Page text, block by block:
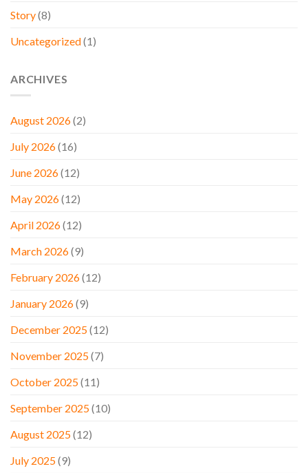
Story(8)
Uncategorized(1)
ARCHIVES
August 2026(2)
July 2026(16)
June 2026(12)
May 2026(12)
April 2026(12)
March 2026(9)
February 2026(12)
January 2026(9)
December 2025(12)
November 2025(7)
October 2025(11)
September 2025(10)
August 2025(12)
July 2025(9)